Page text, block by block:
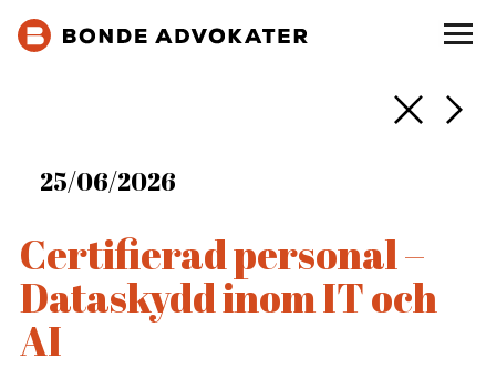
25/06/2026
Certifierad personal –
Dataskydd inom IT och
AI